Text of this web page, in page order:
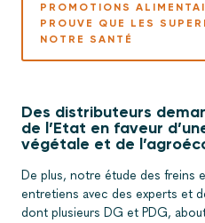
PROMOTIONS
PROUVE QUE LES
NOTRE SANTÉ
Des distributeurs
de l’Etat en faveur
végétale et de
De plus, notre étude des freins
entretiens avec des experts et
dont plusieurs DG et PDG,